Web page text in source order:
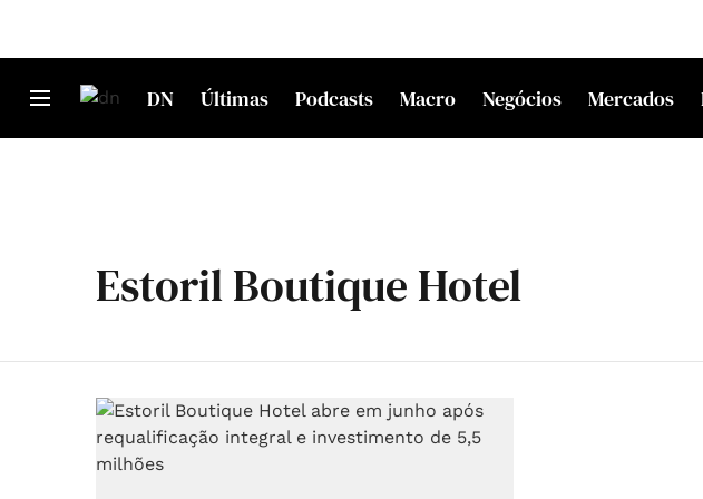
DN Últimas Podcasts Macro Negócios Mercados
Estoril Boutique Hotel